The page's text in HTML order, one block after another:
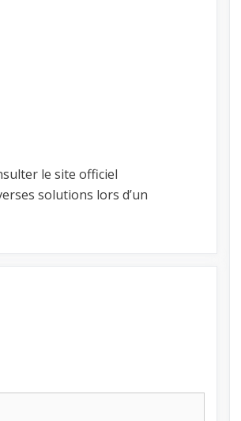
le site officiel
solutions lors d’un